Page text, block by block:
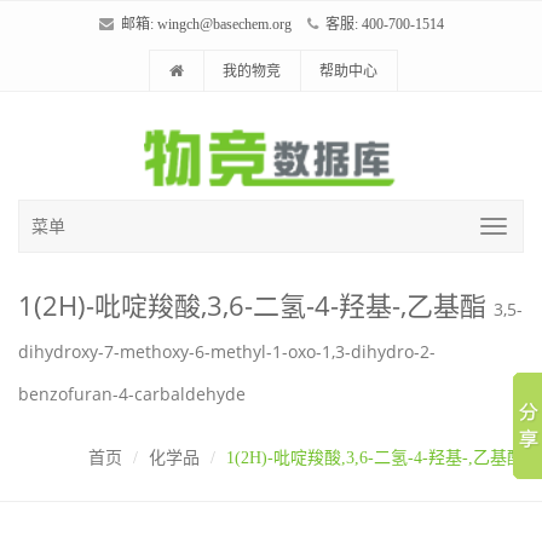
邮箱: wingch@basechem.org 客服: 400-700-1514
我的物竞 帮助中心
菜单
1(2H)-吡啶羧酸,3,6-二氢-4-羟基-,乙基酯 3,5-
dihydroxy-7-methoxy-6-methyl-1-oxo-1,3-dihydro-2-
benzofuran-4-carbaldehyde
首页 化学品 1(2H)-吡啶羧酸,3,6-二氢-4-羟基-,乙基酯